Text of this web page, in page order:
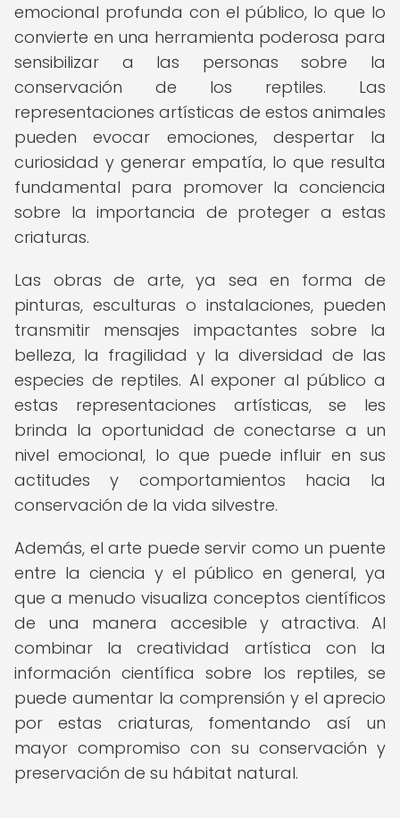
emocional profunda con el público, lo que lo
convierte en una herramienta poderosa para
sensibilizar a las personas sobre la
conservación de los reptiles. Las
representaciones artísticas de estos animales
pueden evocar emociones, despertar la
curiosidad y generar empatía, lo que resulta
fundamental para promover la conciencia
sobre la importancia de proteger a estas
criaturas.
Las obras de arte, ya sea en forma de
pinturas, esculturas o instalaciones, pueden
transmitir mensajes impactantes sobre la
belleza, la fragilidad y la diversidad de las
especies de reptiles. Al exponer al público a
estas representaciones artísticas, se les
brinda la oportunidad de conectarse a un
nivel emocional, lo que puede influir en sus
actitudes y comportamientos hacia la
conservación de la vida silvestre.
Además, el arte puede servir como un puente
entre la ciencia y el público en general, ya
que a menudo visualiza conceptos científicos
de una manera accesible y atractiva. Al
combinar la creatividad artística con la
información científica sobre los reptiles, se
puede aumentar la comprensión y el aprecio
por estas criaturas, fomentando así un
mayor compromiso con su conservación y
preservación de su hábitat natural.